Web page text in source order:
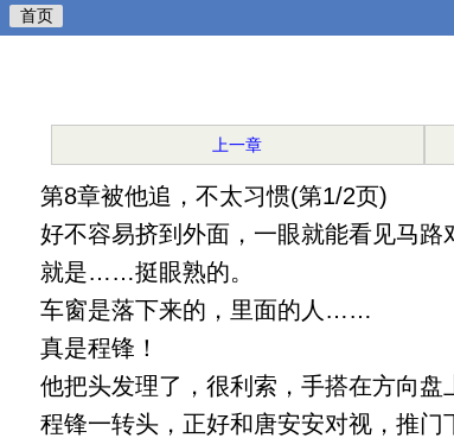
首页
上一章
第8章被他追，不太习惯(第1/2页)
好不容易挤到外面，一眼就能看见马路
就是……挺眼熟的。
车窗是落下来的，里面的人……
真是程锋！
他把头发理了，很利索，手搭在方向盘
程锋一转头，正好和唐安安对视，推门